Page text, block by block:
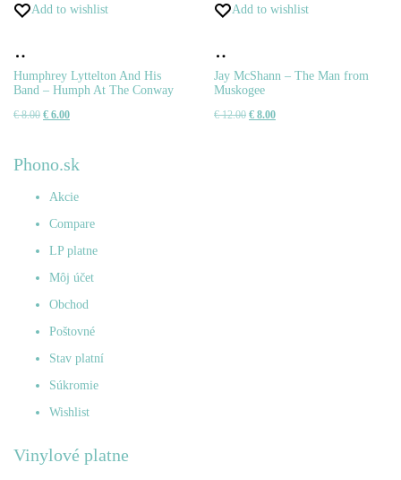
Add to wishlist
do
Humphrey Lyttelton And His
Band – Humph At The Conway
€8.00 Pôvodná
€ 6.00Aktuálna
je:
Add to wishlist
do
Jay McShann – The Man from
Muskogee
€12.00 Pôvodná
€ 8.00Aktuálna
Phono.sk
Akcie
Compare
LP platne
Môj účet
Obchod
Poštovné
Stav platní
Súkromie
Wishlist
Vinylové platne